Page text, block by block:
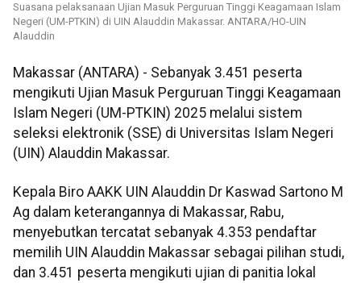
Suasana pelaksanaan Ujian Masuk Perguruan Tinggi Keagamaan Islam
Negeri (UM-PTKIN) di UIN Alauddin Makassar. ANTARA/HO-UIN
Alauddin
Makassar (ANTARA) - Sebanyak 3.451 peserta
mengikuti Ujian Masuk Perguruan Tinggi Keagamaan
Islam Negeri (UM-PTKIN) 2025 melalui sistem
seleksi elektronik (SSE) di Universitas Islam Negeri
(UIN) Alauddin Makassar.
Kepala Biro AAKK UIN Alauddin Dr Kaswad Sartono M
Ag dalam keterangannya di Makassar, Rabu,
menyebutkan tercatat sebanyak 4.353 pendaftar
memilih UIN Alauddin Makassar sebagai pilihan studi,
dan 3.451 peserta mengikuti ujian di panitia lokal